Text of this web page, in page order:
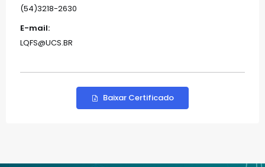
(54)3218-2630
E-mail:
LQFS@UCS.BR
Baixar Certificado